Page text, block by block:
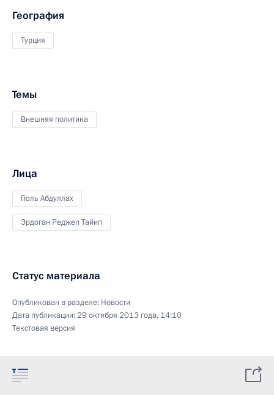
География
Турция
Темы
Внешняя политика
Лица
Гюль Абдуллах
Эрдоган Реджеп Тайип
Статус материала
Опубликован в разделе: Новости
Дата публикации:29 октября 2013 года, 14:10
Текстовая версия